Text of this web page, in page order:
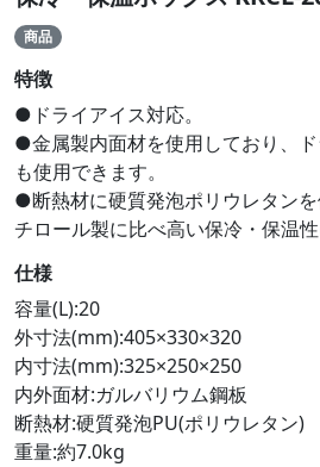
商品
特徴
●ドライアイス対応。
●金属製内面材を使用しており、
も使用できます。
●断熱材に硬質発泡ポリウレタン
チロール製に比べ高い保冷・保温性
仕様
容量(L):20
外寸法(mm):405×330×320
内寸法(mm):325×250×250
内外面材:ガルバリウム鋼板
断熱材:硬質発泡PU(ポリウレタン)
重量:約7.0kg